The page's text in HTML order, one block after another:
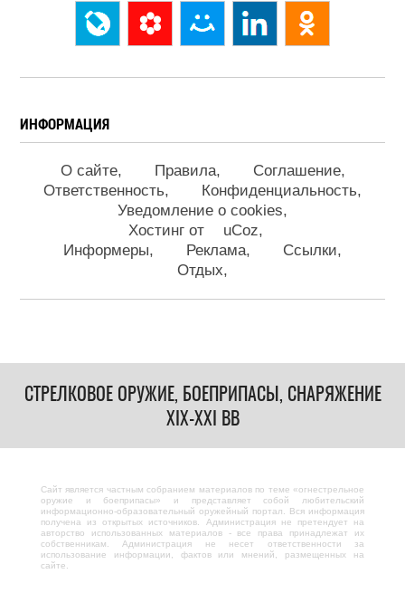
ИНФОРМАЦИЯ
О сайте Правила
Соглашение
Ответственность
Конфиденциальность
Уведомление о cookies
Хостинг от
uCoz
Информеры
Реклама
Ссылки
Отдых
СТРЕЛКОВОЕ ОРУЖИЕ, БОЕПРИПАСЫ, СНАРЯЖЕНИЕ
XIX-XXI ВВ
Сайт является частным собранием материалов по теме «огнестрельное
оружие и боеприпасы» и представляет собой любительский
информационно-образовательный оружейный портал. Вся информация
получена из открытых источников. Администрация не претендует на
авторство использованных материалов - все права принадлежат их
собственникам. Администрация не несет ответственности за
использование информации, фактов или мнений, размещенных на
сайте.